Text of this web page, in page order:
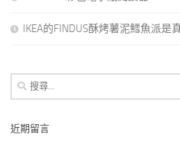
IKEA的FINDUS酥烤薯泥鱈魚派是
搜
尋
鍵
近期留言